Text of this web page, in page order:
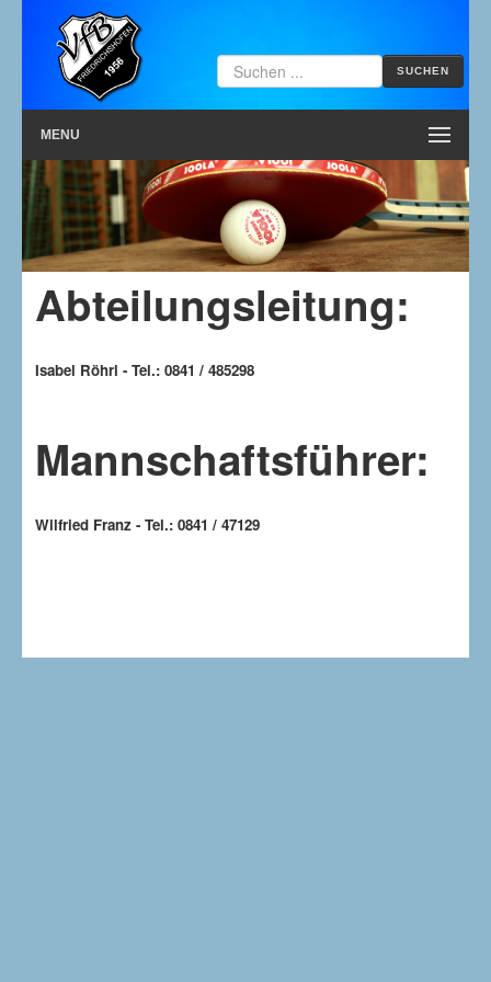
SUCHEN
MENU
Abteilungsleitung:
Isabel Röhrl - Tel.: 0841 / 485298
Mannschaftsführer:
Wilfried Franz - Tel.: 0841 / 47129